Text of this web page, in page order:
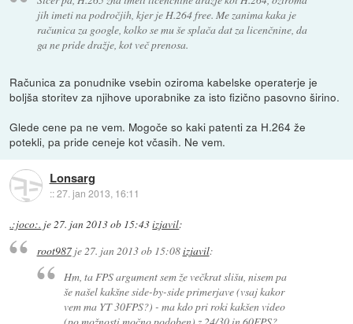
jih imeti na področjih, kjer je H.264 free. Me zanima kaka je
računica za google, kolko se mu še splača dat za licenčnine, da
ga ne pride dražje, kot več prenosa.
Računica za ponudnike vsebin oziroma kabelske operaterje je
boljša storitev za njihove uporabnike za isto fizično pasovno širino.
Glede cene pa ne vem. Mogoče so kaki patenti za H.264 že
potekli, pa pride ceneje kot včasih. Ne vem.
Lonsarg
::27. jan 2013, 16:11
.:joco:. je27. jan 2013 ob 15:43izjavil:
root987je27. jan 2013 ob 15:08izjavil:
Hm, ta FPS argument sem že večkrat slišu, nisem pa
še našel kakšne side-by-side primerjave (vsaj kakor
vem ma YT 30FPS?) - ma kdo pri roki kakšen video